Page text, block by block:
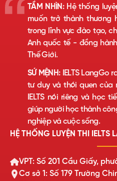
TẦM NHÌN:Hệ thống
muốn trở thành thương
trong lĩnh vực đào tạo,
Anh quốc tế - đồng
Thế Giới.
SỨ MỆNH:IELTS LangGo
tư duy và thói quen của
IELTS nói riêng và học
giúp người học thành
nghiệp và cuộc sống.
HỆ THỐNG LUYỆN THI IELTS
VPT: Số 201 Cầu Giấy,
Cơ sở 1: Số 179 Trường